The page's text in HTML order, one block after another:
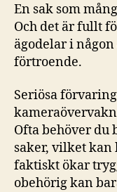
En sak som
Och det är fullt
ägodelar i
förtroende.
Seriösa
Ofta behöver du
saker, vilket
faktiskt ökar
obehörig kan